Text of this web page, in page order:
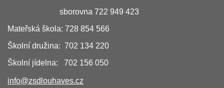
sborovna 722 949 423
Mateřská škola: 728 854 566
Školní družina: 702 134 220
Školní jídelna: 702 156 050
info@zsdlouhaves.cz